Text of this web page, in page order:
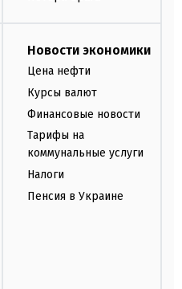
Новости экономики
Цена нефти
Курсы валют
Финансовые новости
Тарифы на
коммунальные услуги
Налоги
Пенсия в Украине